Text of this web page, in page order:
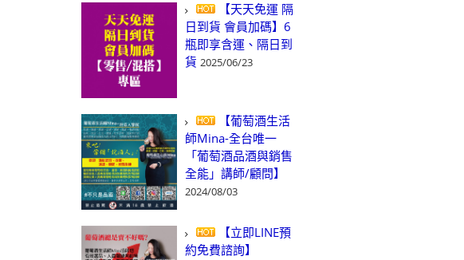
【天天免運 隔
日到貨 會員加碼】6
瓶即享含運、隔日到
貨 2025/06/23
【葡萄酒生活
師Mina-全台唯一
「葡萄酒品酒與銷售
全能」講師/顧問】
2024/08/03
【立即LINE預
約免費諮詢】